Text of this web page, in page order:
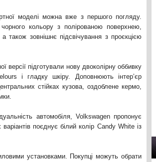
моделі можна вже з першого погляду.
кольору з полірованою поверхнею,
також зовнішнє підсвічування з проєкцією
підготували нову двоколірну оббивку
і гладку шкіру. Доповнюють інтер’єр
стійках кузова, оздоблене кермо,
автомобіля, Volkswagen пропонує
поєднує білий колір Candy White із
установками. Покупці можуть обрати